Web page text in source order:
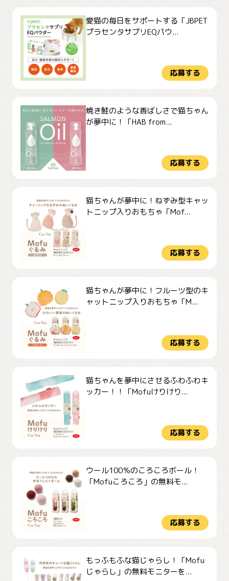
愛猫の毎日をサポートする「JBPET
プラセンタサプリEQパウ...
応募する
焼き鮭のような香ばしさで猫ちゃん
が夢中に！「HAB from...
応募する
猫ちゃんが夢中に！ねずみ型キャッ
トニップ入りおもちゃ「Mof...
応募する
猫ちゃんが夢中に！フルーツ型のキ
ャットニップ入りおもちゃ「M...
応募する
猫ちゃんを夢中にさせるふわふわキ
ッカー！！「Mofuけりけり...
応募する
ウール100％のころころボール！
「Mofuころころ」の無料モ...
応募する
もっふもふな猫じゃらし！「Mofu
じゃらし」の無料モニターを...